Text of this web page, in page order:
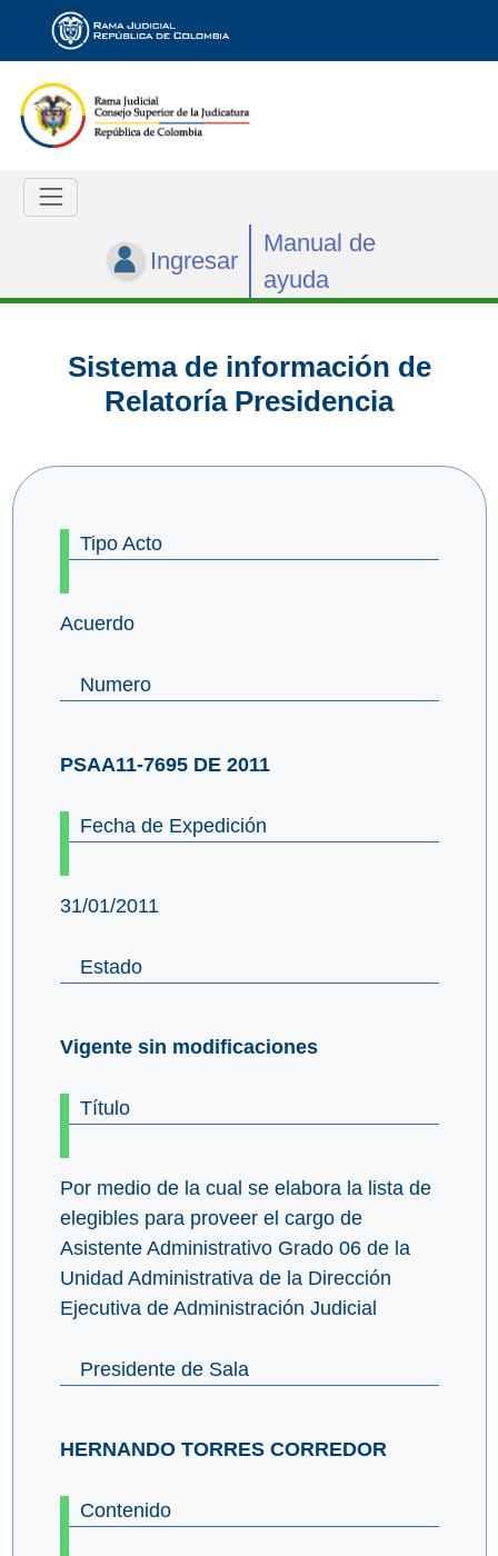
Ingresar
Manual de
ayuda
Sistema de información de
Relatoría Presidencia
Tipo Acto
Acuerdo
Numero
PSAA11-7695 DE 2011
Fecha de Expedición
31/01/2011
Estado
Vigente sin modificaciones
Título
Por medio de la cual se elabora la lista de
elegibles para proveer el cargo de
Asistente Administrativo Grado 06 de la
Unidad Administrativa de la Dirección
Ejecutiva de Administración Judicial
Presidente de Sala
HERNANDO TORRES CORREDOR
Contenido